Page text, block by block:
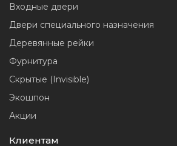
Входные двери
Двери специального назначения
Деревянные рейки
Фурнитура
Скрытые (Invisible)
Экошпон
Акции
Клиентам